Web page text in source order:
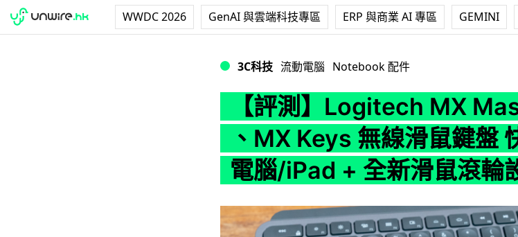
【評測】Logitech MX Master 3 、MX Keys 無線滑鼠鍵
WWDC 2026 GenAI 與雲端科技專區 ERP 與商業 AI 專區 GEMINI
3C科技 流動電腦 Notebook 配件
【評測】Logitech MX
、MX Keys 無線滑鼠鍵盤
電腦/iPad + 全新滑鼠滾輪